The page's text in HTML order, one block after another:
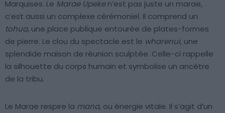
Marquises. Le Marae Upeken’est pas juste un marae,
c’est aussi un complexe cérémoniel. Il comprend un
tohua, une place publique entourée de plates-formes
de pierre. Le clou du spectacle est le wharenui, une
splendide maison de réunion sculptée. Celle-ci rappelle
la silhouette du corps humain et symbolise un ancêtre
de la tribu.
Le Marae respire la mana, ou énergie vitale. Il s’agit d’un